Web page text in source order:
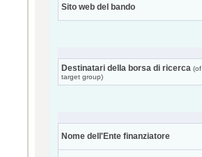
Sito web del bando
Destinatari della borsa di ricerca (of
target group)
Nome dell'Ente finanziatore